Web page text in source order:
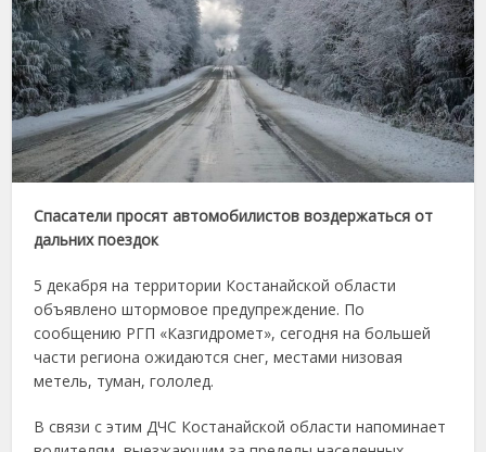
Спасатели просят автомобилистов воздержаться от
дальних поездок
5 декабря на территории Костанайской области
объявлено штормовое предупреждение. По
сообщению РГП «Казгидромет», сегодня на большей
части региона ожидаются снег, местами низовая
метель, туман, гололед.
В связи с этим ДЧС Костанайской области напоминает